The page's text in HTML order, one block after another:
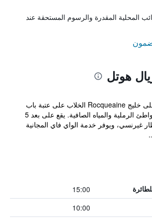
المحلية المقدرة والرسوم المستحقة عند
هوتل
يطل فندق Imperial على خليج Rocqueaine الخلاب على عتبة باب
الفندق، وتحيط به الشواطئ الرملية والمياه الصافية. يقع على بعد 5
غيرنسي، ويوفر خدمة الواي فاي المجانية
15:00
10:00